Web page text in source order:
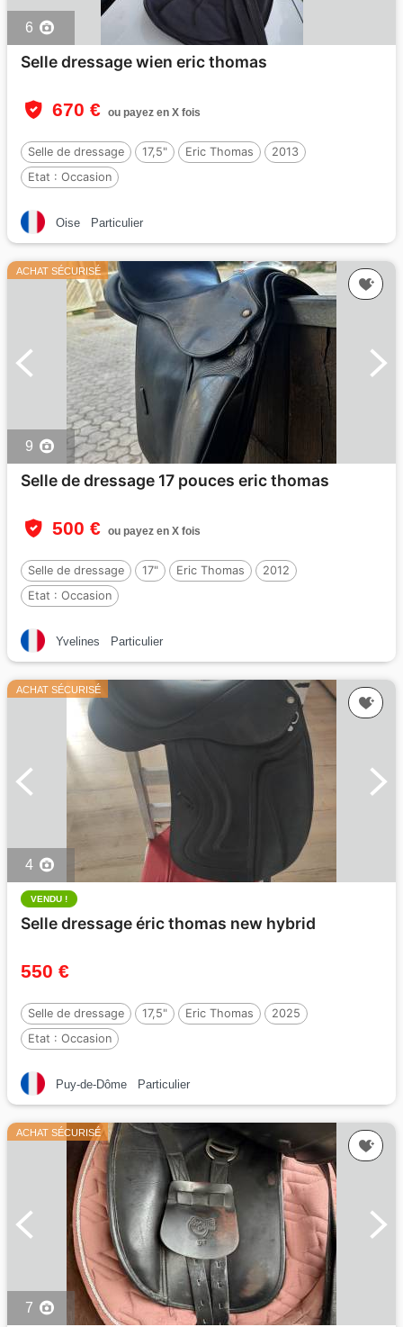
6
Selle dressage wien eric thomas
670 € ou payez en X fois
Selle de dressage 17,5" Eric Thomas
2013
Etat : Occasion
Oise Particulier
ACHAT SÉCURISÉ
9
Selle de dressage 17 pouces eric thomas
500 € ou payez en X fois
Selle de dressage 17" Eric Thomas
2012
Etat : Occasion
Yvelines Particulier
ACHAT SÉCURISÉ
4
VENDU !
Selle dressage éric thomas new hybrid
550 €
Selle de dressage 17,5" Eric Thomas
2025
Etat : Occasion
Puy-de-Dôme Particulier
ACHAT SÉCURISÉ
7